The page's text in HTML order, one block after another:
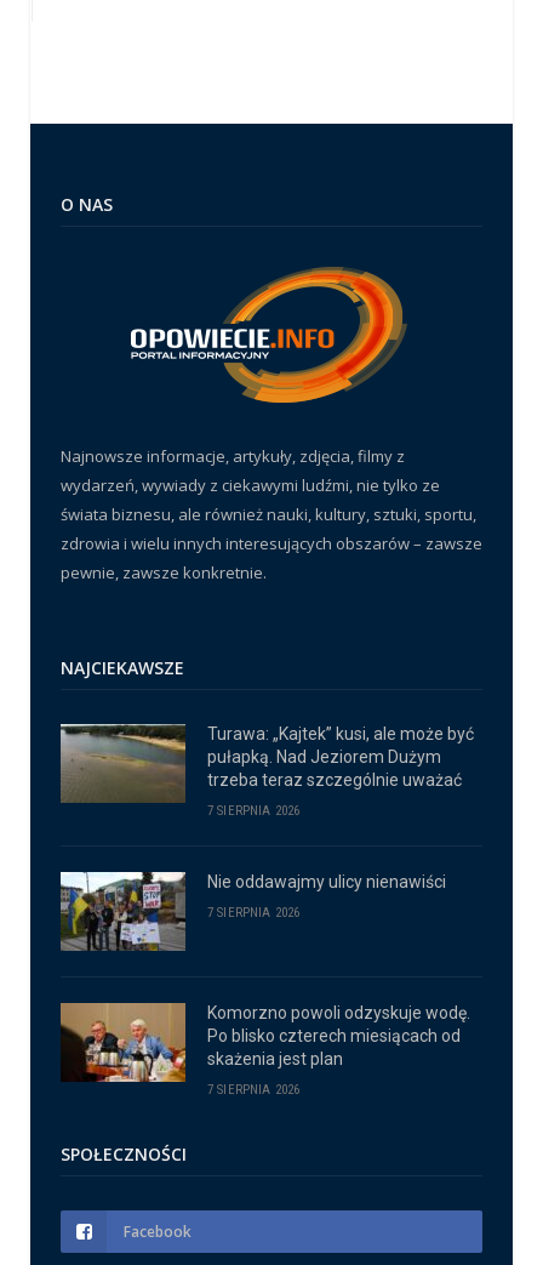
O NAS
Najnowsze informacje, artykuły, zdjęcia, filmy z
wydarzeń, wywiady z ciekawymi ludźmi, nie tylko ze
świata biznesu, ale również nauki, kultury, sztuki, sportu,
zdrowia i wielu innych interesujących obszarów – zawsze
pewnie, zawsze konkretnie.
NAJCIEKAWSZE
Turawa: „Kajtek” kusi, ale może być
pułapką. Nad Jeziorem Dużym
trzeba teraz szczególnie uważać
7 SIERPNIA 2026
Nie oddawajmy ulicy nienawiści
7 SIERPNIA 2026
Komorzno powoli odzyskuje wodę.
Po blisko czterech miesiącach od
skażenia jest plan
7 SIERPNIA 2026
SPOŁECZNOŚCI
Facebook